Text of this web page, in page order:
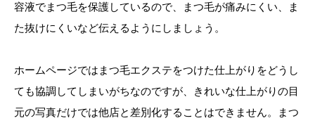
容液でまつ毛を保護しているので、まつ毛が痛みにくい、ま
た抜けにくいなど伝えるようにしましょう。
ホームページではまつ毛エクステをつけた仕上がりをどうし
ても協調してしまいがちなのですが、きれいな仕上がりの目
元の写真だけでは他店と差別化することはできません。まつ